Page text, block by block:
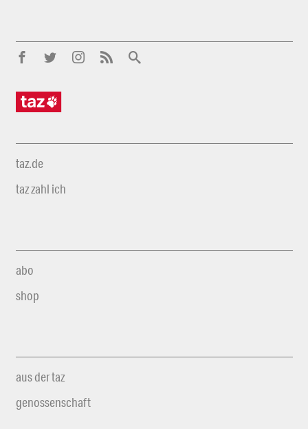
taz.de
taz zahl ich
abo
shop
aus der taz
genossenschaft